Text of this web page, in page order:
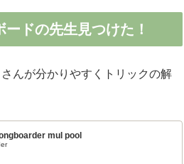
ードの先生見つけた！
んが分かりやすくトリックの解
mul pool